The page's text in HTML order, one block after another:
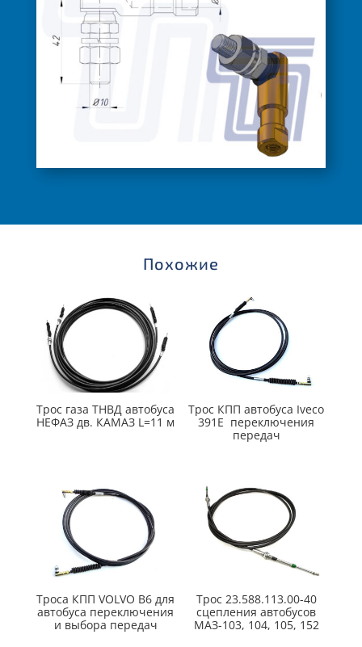
Похожие
Трос газа ТНВД автобуса
НЕФАЗ дв. КАМАЗ L=11 м
Трос КПП автобуса Iveco
391E переключения
передач
Троса КПП VOLVO B6 для
автобуса переключения
и выбора передач
Трос 23.588.113.00-40
сцепления автобусов
МАЗ-103, 104, 105, 152